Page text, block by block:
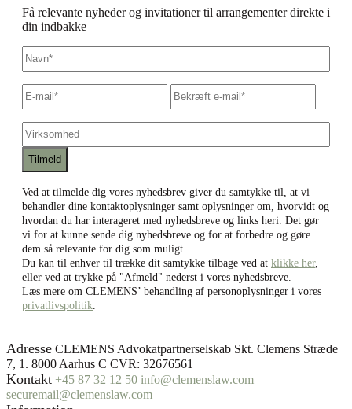
Få relevante nyheder og invitationer til arrangementer direkte i
din indbakke
Navn *
E-
mail*
Skriv
e-
Virksomhed
Ved at tilmelde dig vores nyhedsbrev giver du samtykke til, at vi
behandler dine kontaktoplysninger samt oplysninger om, hvorvidt og
hvordan du har interageret med nyhedsbreve og links heri. Det gør
vi for at kunne sende dig nyhedsbreve og for at forbedre og gøre
dem så relevante for dig som muligt.
Du kan til enhver til trække dit samtykke tilbage ved at klikke her,
eller ved at trykke på "Afmeld" nederst i vores nyhedsbreve.
Læs mere om CLEMENS’ behandling af personoplysninger i vores
privatlivspolitik
Adresse CLEMENS Advokatpartnerselskab Skt. Clemens Stræde
7, 1. 8000 Aarhus C CVR: 32676561
Kontakt +45 87 32 12 50 info@clemenslaw.com
securemail@clemenslaw.com